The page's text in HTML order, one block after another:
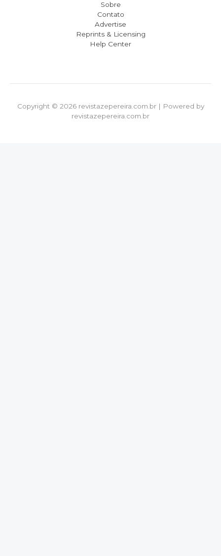
Sobre
Contato
Advertise
Reprints & Licensing
Help Center
Copyright © 2026 revistazepereira.com.br | Powered by
revistazepereira.com.br